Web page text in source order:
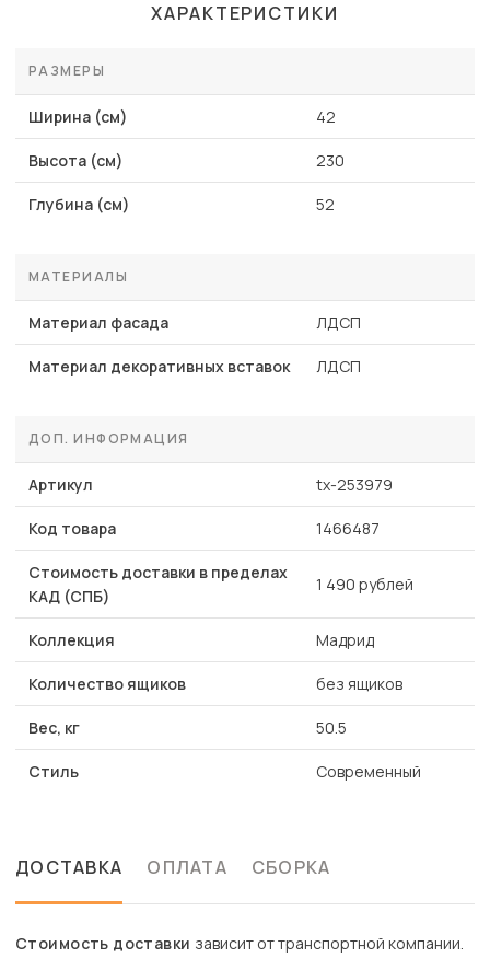
ХАРАКТЕРИСТИКИ
РАЗМЕРЫ
Ширина (см) 42
Высота (см) 230
Глубина (см) 52
МАТЕРИАЛЫ
Материал фасада ЛДСП
Материал декоративных вставок ЛДСП
ДОП. ИНФОРМАЦИЯ
Артикул tx-253979
Код товара 1466487
Стоимость доставки в пределах
КАД (СПБ)
1 490 рублей
Коллекция Мадрид
Количество ящиков без ящиков
Вес, кг 50.5
Стиль Современный
ДОСТАВКА ОПЛАТА СБОРКА
Стоимость доставки зависит от транспортной компании.